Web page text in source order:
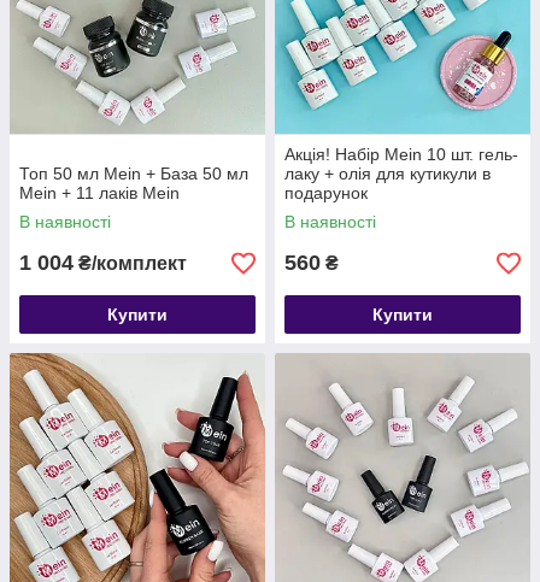
Топ 50 мл Mein + База 50 мл
Mein + 11 лаків Mein
В наявності
1 004 ₴/комплект
Купити
Акція! Набір Mein 10 шт. гель-
лаку + олія для кутикули в
подарунок
В наявності
560 ₴
Купити